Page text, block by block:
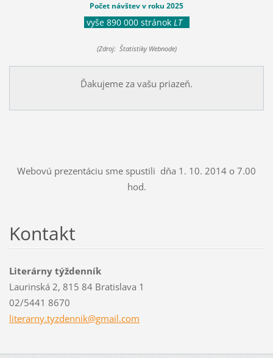
Počet návštev v roku 2025
vyše 890 000 stránok LT
(Zdroj: Štatistiky Webnode)
Ďakujeme za vašu priazeň.
Webovú prezentáciu sme spustili dňa 1. 10. 2014 o 7.00
hod.
Kontakt
Literárny týždenník
Laurinská 2, 815 84 Bratislava 1
02/5441 8670
literarny.tyzdennik@gmail.com